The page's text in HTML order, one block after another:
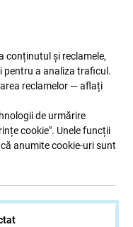
despre reduceri și
prin trimiterea acestui
conținutul și reclamele,
pentru a analiza traficul.
reclamelor — aflați
de urmărire
cookie". Unele funcții
anumite cookie-uri sunt